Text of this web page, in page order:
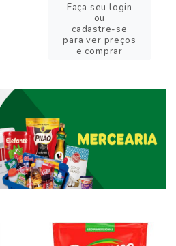
Faça seu login
ou
cadastre-se
para ver preços
e comprar